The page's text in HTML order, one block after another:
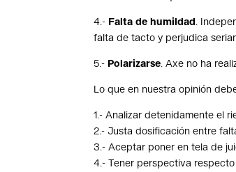
4.- Falta de humildad.
falta de tacto y perjudica
5.- Polarizarse. Axe no ha
Lo que en nuestra opinión
1.- Analizar detenidamente el
2.- Justa dosificación entre
3.- Aceptar poner en tela de
4.- Tener perspectiva